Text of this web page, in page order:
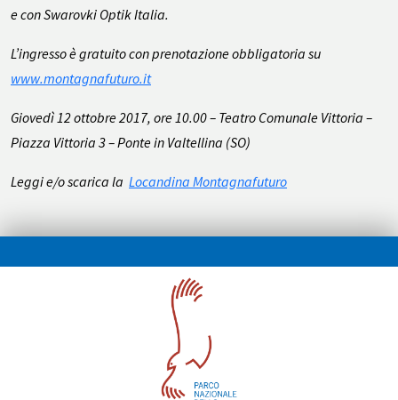
e con Swarovki Optik Italia.
L’ingresso è gratuito con prenotazione obbligatoria su
www.montagnafuturo.it
Giovedì 12 ottobre 2017, ore 10.00 – Teatro Comunale Vittoria –
Piazza Vittoria 3 – Ponte in Valtellina (SO)
Leggi e/o scarica la Locandina Montagnafuturo